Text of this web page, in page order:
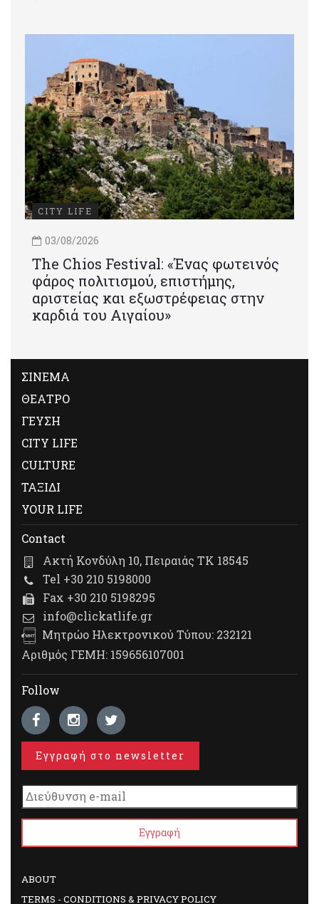
CITY LIFE
03/08/2026
Τhe Chios Festival: «Ένας φωτεινός
φάρος πολιτισμού, επιστήμης,
αριστείας και εξωστρέφειας στην
καρδιά του Αιγαίου»
ΣΙΝΕΜΑ
ΘΕΑΤΡΟ
ΓΕΥΣΗ
CITY LIFE
CULTURE
ΤΑΞΙΔΙ
YOUR LIFE
Contact
Ακτή Κονδύλη 10, Πειραιάς ΤΚ 18545
Tel +30 210 5198000
Fax +30 210 5198295
info@clickatlife.gr
Μητρώο Ηλεκτρονικού Τύπου: 232121
Αριθμός ΓΕΜΗ: 159656107001
Follow
Εγγραφή στο newsletter
ABOUT
TERMS - CONDITIONS & PRIVACY POLICY